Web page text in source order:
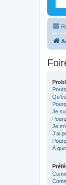
Je
Je
J’ai
À